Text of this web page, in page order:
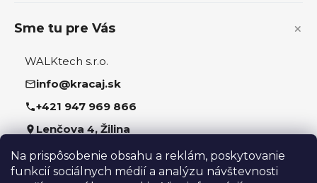
Na prispôsobenie obsahu a reklám, poskytovanie
funkcií sociálnych médií a analýzu návštevnosti
Sme tu pre Vás
WALKtech s.r.o.
info@kracaj.sk
+421 947 969 866
Lenčova 4, Žilina
Sledujte nás